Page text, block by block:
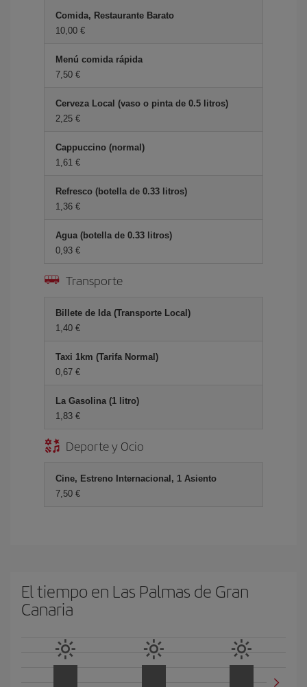
Comida, Restaurante Barato
10,00 €
Menú comida rápida
7,50 €
Cerveza Local (vaso o pinta de 0.5 litros)
2,25 €
Cappuccino (normal)
1,61 €
Refresco (botella de 0.33 litros)
1,36 €
Agua (botella de 0.33 litros)
0,93 €
Transporte
Billete de Ida (Transporte Local)
1,40 €
Taxi 1km (Tarifa Normal)
0,67 €
La Gasolina (1 litro)
1,83 €
Deporte y Ocio
Cine, Estreno Internacional, 1 Asiento
7,50 €
El tiempo en Las Palmas de Gran
Canaria